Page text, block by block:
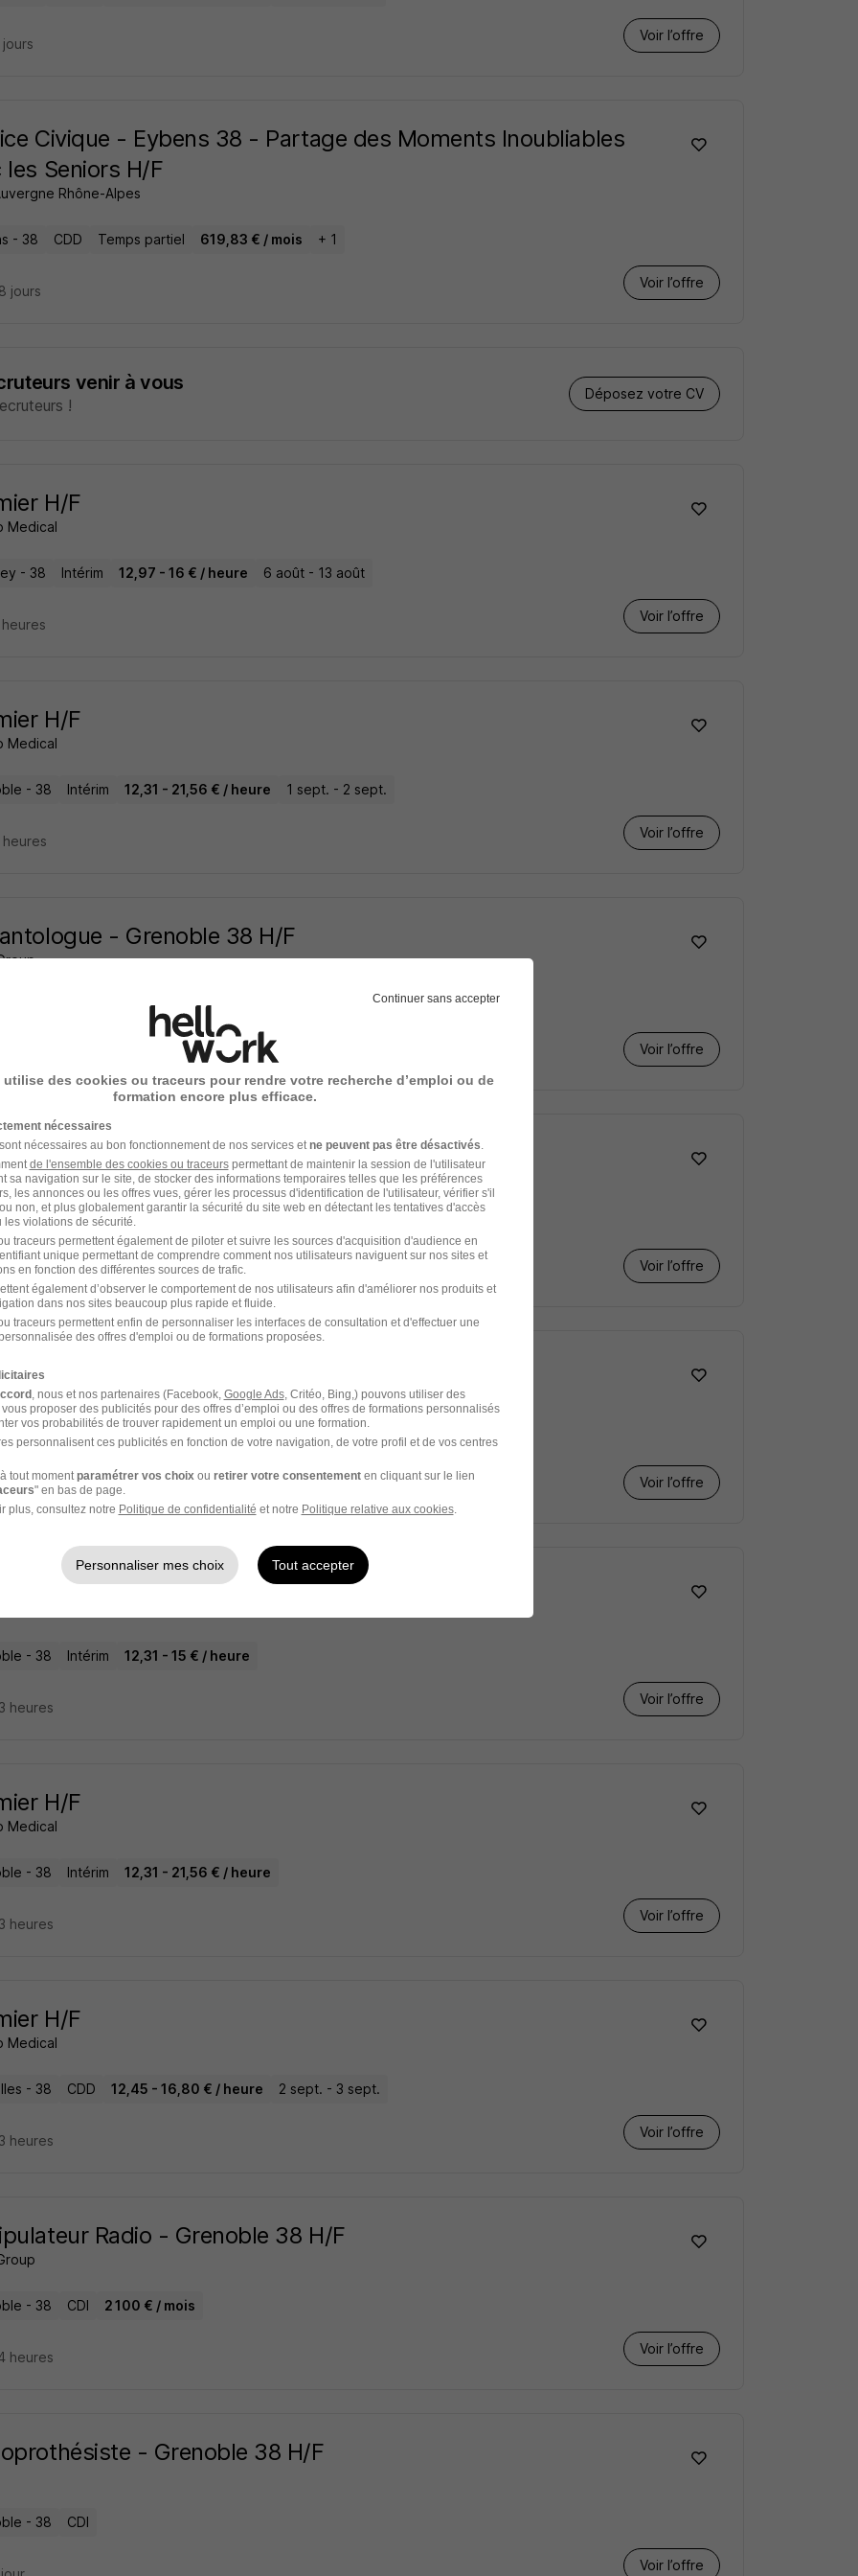
Voir l’offre
Civique - Eybens 38 - Partage des Moments Inoubliables
les Seniors H/F
Rhône-Alpes
- 38 CDD Temps partiel 619,83 € / mois + 1
Voir l’offre
jours
venir à vous
!
Déposez votre CV
H/F
Medical
- 38 Intérim 12,97 - 16 € / heure 6 août - 13 août
Voir l’offre
H/F
Medical
- 38 Intérim 12,31 - 21,56 € / heure 1 sept. - 2 sept.
Voir l’offre
- Grenoble 38 H/F
5 000 - 15 000 € / mois
Voir l’offre
Dentiste - Grenoble 38 H/F
- 38 Indépendant
Voir l’offre
heures
- Échirolles 38 H/F
- 38 CDI 8 000 - 10 000 € / mois
Voir l’offre
heures
Soignant H/F
- 38 Intérim 12,31 - 15 € / heure
Voir l’offre
heures
H/F
Medical
- 38 Intérim 12,31 - 21,56 € / heure
Voir l’offre
heures
H/F
Medical
- 38 CDD 12,45 - 16,80 € / heure 2 sept. - 3 sept.
Voir l’offre
heures
Radio - Grenoble 38 H/F
- 38 CDI 2 100 € / mois
Voir l’offre
heures
- Grenoble 38 H/F
- 38 CDI
Voir l’offre
Continuer sans accepter
utilise des cookies ou traceurs pour rendre votre recherche d’emploi ou de
formation encore plus efficace.
nécessaires
nécessaires au bon fonctionnement de nos services et ne peuvent pas être désactivés
de l'ensemble des cookies ou traceurspermettant de maintenir la session de l'utilisateur
sa navigation sur le site, de stocker des informations temporaires telles que les préférences
les annonces ou les offres vues, gérer les processus d'identification de l'utilisateur, vérifier s'il
non, et plus globalement garantir la sécurité du site web en détectant les tentatives d'accès
violations de sécurité.
traceurs permettent également de piloter et suivre les sources d'acquisition d'audience en
unique permettant de comprendre comment nos utilisateurs naviguent sur nos sites et
en fonction des différentes sources de trafic.
également d’observer le comportement de nos utilisateurs afin d'améliorer nos produits et
dans nos sites beaucoup plus rapide et fluide.
traceurs permettent enfin de personnaliser les interfaces de consultation et d'effectuer une
des offres d'emploi ou de formations proposées.
, nous et nos partenaires (Facebook, Google Ads, Critéo, Bing,) pouvons utiliser des
proposer des publicités pour des offres d’emploi ou des offres de formations personnalisés
vos probabilités de trouver rapidement un emploi ou une formation.
personnalisent ces publicités en fonction de votre navigation, de votre profil et de vos centres
tout moment paramétrer vos choix ou retirer votre consentementen cliquant sur le lien
" en bas de page.
plus, consultez notre Politique de confidentialité et notre Politique relative aux cookies.
Personnaliser mes choix Tout accepter